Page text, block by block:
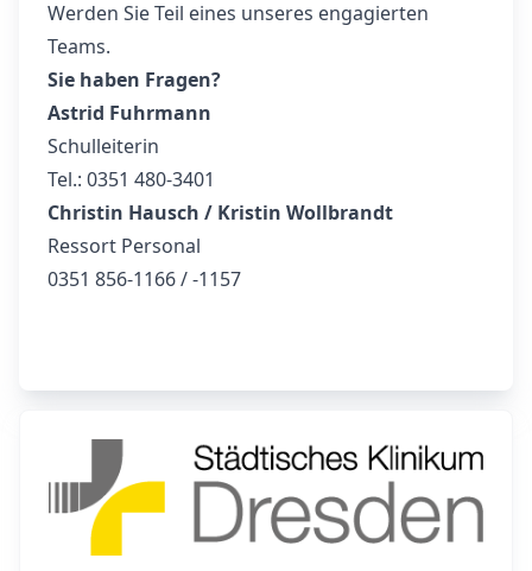
Werden Sie Teil eines unseres engagierten
Teams.
Sie haben Fragen?
Astrid Fuhrmann
Schulleiterin
Tel.: 0351 480-3401
Christin Hausch / Kristin Wollbrandt
Ressort Personal
0351 856-1166 / -1157